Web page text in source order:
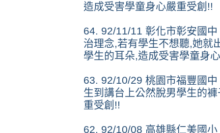
造成受害學童身心嚴重受創!!
64. 92/11/11 彰化市彰安國
治理念,若有學生不想聽,她就
學生的耳朵,造成受害學童身
63. 92/10/29 桃園市福豐國
生到講台上公然脫男學生的
重受創!!
62. 92/10/08 高雄縣仁美國